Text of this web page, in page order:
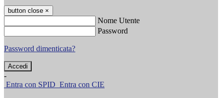
button close ×
Nome Utente
Password
Password dimenticata?
-
Entra con SPID Entra con CIE